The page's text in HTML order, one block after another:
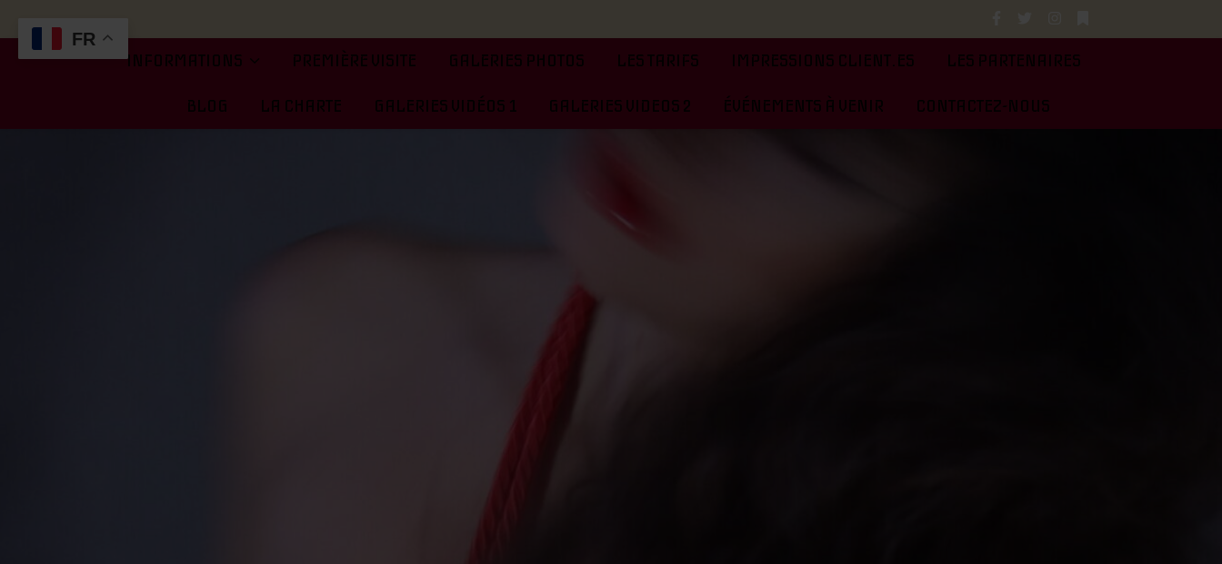
INFORMATIONS PREMIÈRE VISITE GALERIES PHOTOS LES TARIFS IMPRESSIONS CLIENT.ES LES PARTENAIRES
BLOG LA CHARTE GALERIES VIDÉOS 1 GALERIES VIDEOS 2 ÉVÉNEMENTS À VENIR CONTACTEZ-NOUS
FR